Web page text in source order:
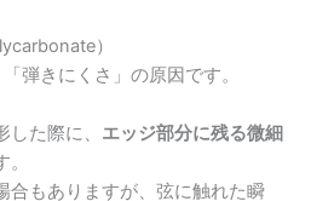
）
弾きにくさ」の原因です。
た際に、 エッジ部分に残る微細
合もありますが、弦に触れた瞬